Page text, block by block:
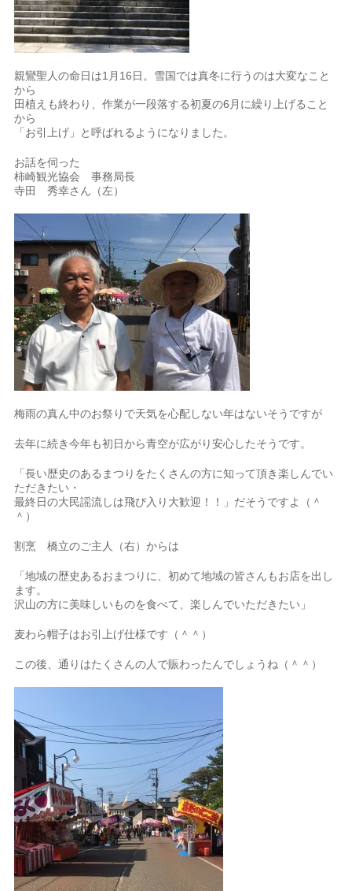
親鸞聖人の命日は1月16日。雪国では真冬に行うのは大変なこと
から
田植えも終わり、作業が一段落する初夏の6月に繰り上げること
から
「お引上げ」と呼ばれるようになりました。
お話を伺った
柿崎観光協会 事務局長
寺田 秀幸さん（左）
梅雨の真ん中のお祭りで天気を心配しない年はないそうですが
去年に続き今年も初日から青空が広がり安心したそうです。
「長い歴史のあるまつりをたくさんの方に知って頂き楽しんでい
ただきたい・
最終日の大民謡流しは飛び入り大歓迎！！」だそうですよ（＾
＾）
割烹 橋立のご主人（右）からは
「地域の歴史あるおまつりに、初めて地域の皆さんもお店を出し
ます。
沢山の方に美味しいものを食べて、楽しんでいただきたい」
麦わら帽子はお引上げ仕様です（＾＾）
この後、通りはたくさんの人で賑わったんでしょうね（＾＾）